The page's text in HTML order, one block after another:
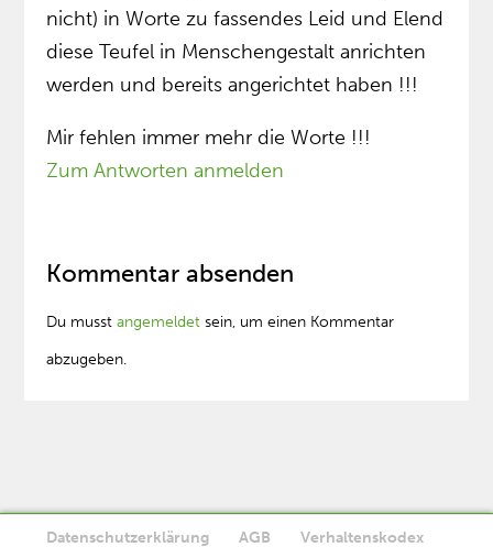
nicht) in Worte zu fassendes Leid und Elend
diese Teufel in Menschengestalt anrichten
werden und bereits angerichtet haben !!!
Mir fehlen immer mehr die Worte !!!
Zum Antworten anmelden
Kommentar absenden
Du musstangemeldet sein, um einen Kommentar
abzugeben.
Datenschutzerklärung AGB
Verhaltenskodex